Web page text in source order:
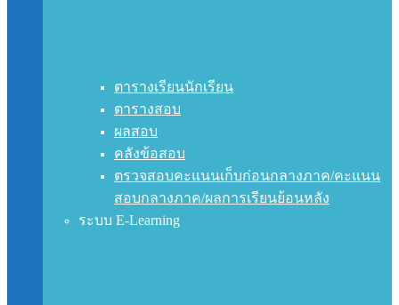
ตารางเรียนนักเรียน
ตารางสอบ
ผลสอบ
คลังข้อสอบ
ตรวจสอบคะแนนเก็บก่อนกลางภาค/คะแนน
สอบกลางภาค/ผลการเรียนย้อนหลัง
ระบบ E-Learning